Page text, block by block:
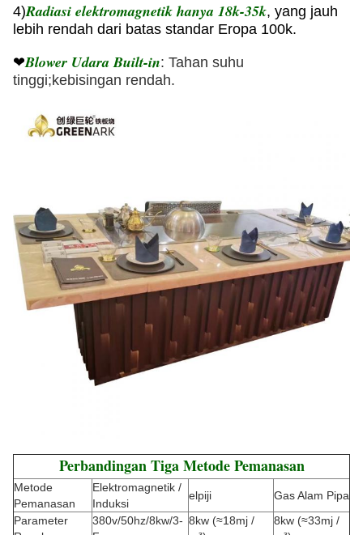
4)Radiasi elektromagnetik hanya 18k-35k, yang jauh
lebih rendah dari batas standar Eropa 100k.
❤Blower Udara Built-in: Tahan suhu
tinggi;kebisingan rendah.
Perbandingan Tiga Metode Pemanasan
Metode
Pemanasan
Elektromagnetik /
Induksi
elpiji
Gas Alam Pipa
Parameter
380v/50hz/8kw/3- 8kw (≈18mj /
8kw (≈33mj /